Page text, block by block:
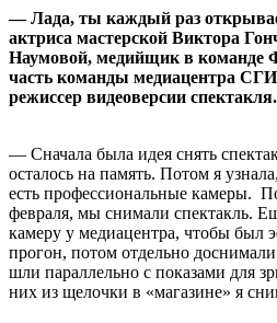
— Лада, ты каждый раз
актриса мастерской Виктора
Наумовой, медийщик в команде
часть команды медиацентра
режиссер видеоверсии
— Сначала была идея снять
осталось на память. Потом я
есть профессиональные камеры.
февраля, мы снимали спектакль.
камеру у медиацентра, чтобы был
прогон, потом отдельно
шли параллельно с показами для
них из щелочки в «магазине» я